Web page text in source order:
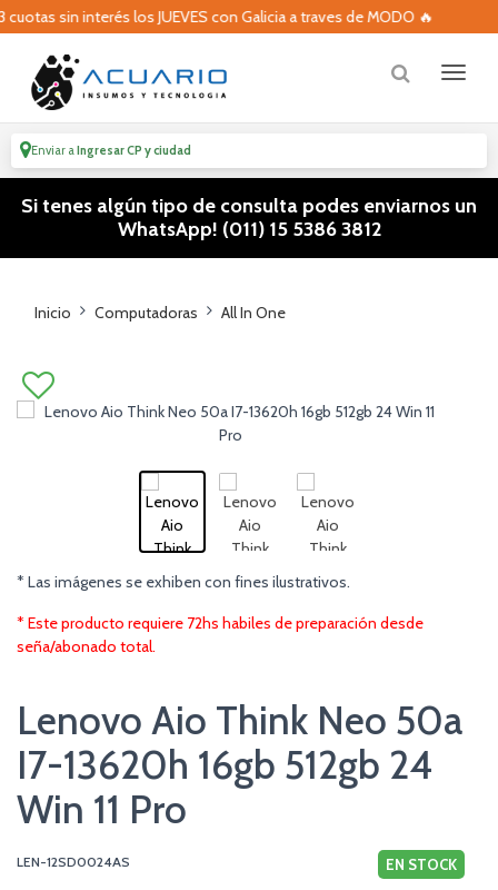
sin interés los JUEVES con Galicia a traves de MODO 🔥
Enviar aIngresar CP y ciudad
Si tenes algún tipo de consulta podes enviarnos un
WhatsApp! (011) 15 5386 3812
Inicio Computadoras All In One
* Las imágenes se exhiben con fines ilustrativos.
* Este producto requiere 72hs habiles de preparación desde
seña/abonado total.
Lenovo Aio Think Neo 50a
I7-13620h 16gb 512gb 24
Win 11 Pro
LEN-12SD0024AS EN STOCK